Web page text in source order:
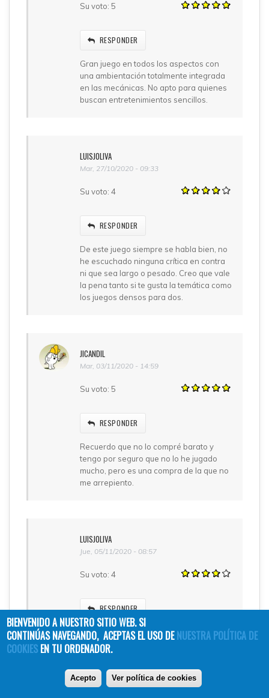
Su voto: 5
RESPONDER
Gran juego en todos los aspectos con
una ambientación totalmente integrada
en las mecánicas. No apto para quienes
buscan entretenimientos sencillos.
LUISJOLIVA
Mar, 27/10/2020 - 09:33
Su voto: 4
RESPONDER
De este juego siempre se habla bien, no
he escuchado ninguna crítica en contra
ni que sea largo o pesado. Creo que vale
la pena tanto si te gusta la temática como
los juegos densos para dos.
JICANDIL
Mar, 03/11/2020 - 14:59
Su voto: 5
RESPONDER
Recuerdo que no lo compré barato y
tengo por seguro que no lo he jugado
mucho, pero es una compra de la que no
me arrepiento.
LUISJOLIVA
Jue, 05/11/2020 - 08:57
Su voto: 4
RESPONDER
Mayday ofrece fundas específicas para
las cartas de este juego. Parece ser que
no son de un tamaño habitual.
BIENVENIDO A NUESTRO SITIO WEB. SI
CONTINÚAS NAVEGANDO, ACEPTAS EL USO DENUESTRA POLÍTICA DE
COOKIES EN TU ORDENADOR.
Acepto Ver política de cookies